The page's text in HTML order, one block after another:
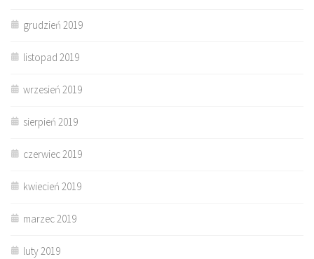
grudzień 2019
listopad 2019
wrzesień 2019
sierpień 2019
czerwiec 2019
kwiecień 2019
marzec 2019
luty 2019